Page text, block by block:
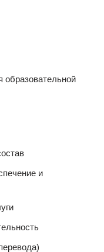
образовательной
и